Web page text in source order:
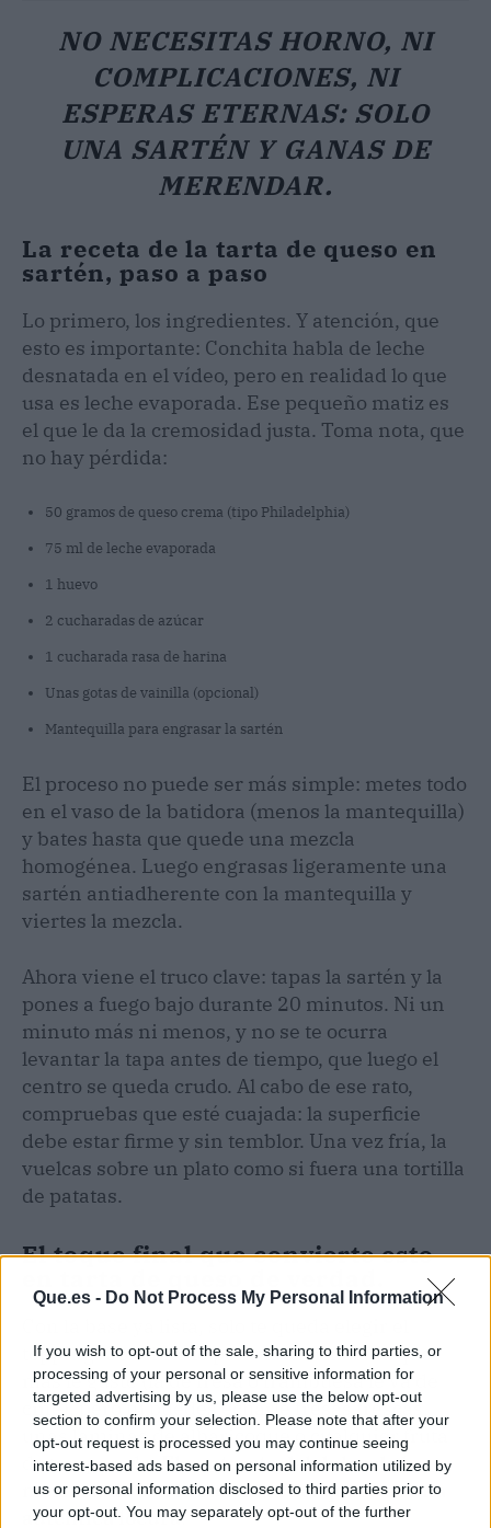
Que.es - Do Not Process My Personal Information
If you wish to opt-out of the sale, sharing to third parties, or
processing of your personal or sensitive information for
targeted advertising by us, please use the below opt-out
section to confirm your selection. Please note that after your
opt-out request is processed you may continue seeing
interest-based ads based on personal information utilized by
us or personal information disclosed to third parties prior to
your opt-out. You may separately opt-out of the further
NO NECESITAS HORNO, NI
COMPLICACIONES, NI
ESPERAS ETERNAS: SOLO
UNA SARTÉN Y GANAS DE
MERENDAR.
La receta de la tarta de queso en
sartén, paso a paso
Lo primero, los ingredientes. Y atención, que
esto es importante: Conchita habla de leche
desnatada en el vídeo, pero en realidad lo que
usa es leche evaporada. Ese pequeño matiz es
el que le da la cremosidad justa. Toma nota, que
no hay pérdida:
50 gramos de queso crema (tipo Philadelphia)
75 ml de leche evaporada
1 huevo
2 cucharadas de azúcar
1 cucharada rasa de harina
Unas gotas de vainilla (opcional)
Mantequilla para engrasar la sartén
El proceso no puede ser más simple: metes todo
en el vaso de la batidora (menos la mantequilla)
y bates hasta que quede una mezcla
homogénea. Luego engrasas ligeramente una
sartén antiadherente con la mantequilla y
viertes la mezcla.
Ahora viene el truco clave: tapas la sartén y la
pones a fuego bajo durante 20 minutos. Ni un
minuto más ni menos, y no se te ocurra
levantar la tapa antes de tiempo, que luego el
centro se queda crudo. Al cabo de ese rato,
compruebas que esté cuajada: la superficie
debe estar firme y sin temblor. Una vez fría, la
vuelcas sobre un plato como si fuera una tortilla
de patatas.
El toque final que convierte esto
topping. Conchita le pone la mermelada que
más le guste (la de fresa o frambuesa le va de
cine), pero tú puedes echarle fresas frescas,
unas láminas de albaricoque o cualquier fruta
de temporada.El contraste del dulce de la
mermelada con la suavidad del queso es una
auténtica locura.